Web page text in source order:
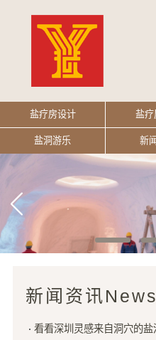
盐疗房设计 盐疗
盐洞游乐 新
新闻资讯News
看看深圳灵感来自洞穴的